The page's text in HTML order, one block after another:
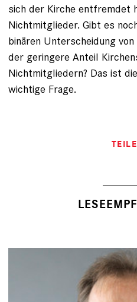
sich der Kirche entfremdet
Nichtmitglieder. Gibt es
binären Unterscheidung
der geringere Anteil
Nichtmitgliedern? Das ist
wichtige Frage.